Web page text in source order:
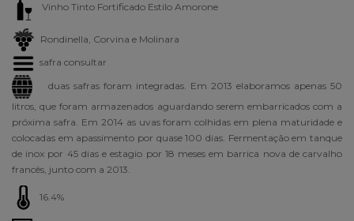
Vinho Tinto Fortificado Estilo Amorone
Rondinella, Corvina e Molinara
safra consultar
duas safras foram integradas. Em 2013 elaboramos apenas 50
litros, que foram armazenados aguardando serem embarricados com a
próxima safra. Em 2014 as uvas foram colhidas em plena maturidade e
colocadas em apassimento por quase 100 dias. Fermentação em tanque
de inox por 45 dias e estagio por 18 meses em barrica nova de carvalho
francês, junto com a 2013.
16.4%